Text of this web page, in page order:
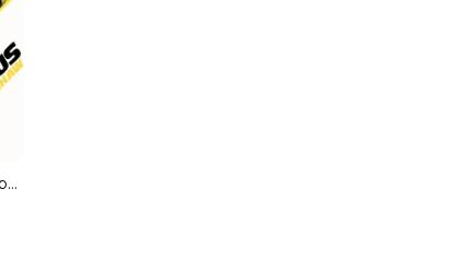
Fast & Furious: Hobbs & Shaw (4K) (1080p) (Dual)